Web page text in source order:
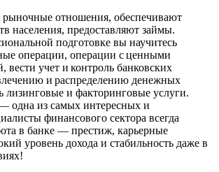
рыночные отношения, обеспечивают
населения, предоставляют займы.
подготовке вы научитесь
операции, операции с ценными
вести учет и контроль банковских
и распределению денежных
лизинговые и факторинговые услуги.
одна из самых интересных и
финансового сектора всегда
в банке — престиж, карьерные
уровень дохода и стабильность даже в